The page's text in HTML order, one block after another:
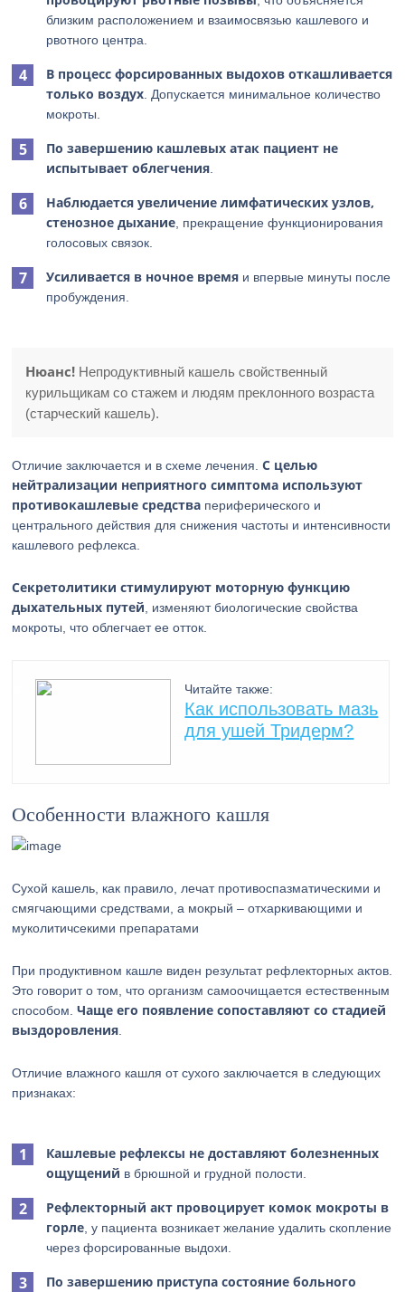
близким расположением и взаимосвязью кашлевого и
рвотного центра.
В процесс форсированных выдохов откашливается
только воздух . Допускается минимальное количество
мокроты.
По завершению кашлевых атак пациент не
испытывает облегчения
Наблюдается увеличение лимфатических узлов,
стенозное дыхание , прекращение функционирования
голосовых связок.
Усиливается в ночное время и впервые минуты после
пробуждения.
Нюанс! Непродуктивный кашель свойственный
курильщикам со стажем и людям преклонного возраста
(старческий кашель).
Отличие заключается и в схеме лечения.С целью
нейтрализации неприятного симптома используют
противокашлевые средства периферического и
центрального действия для снижения частоты и интенсивности
кашлевого рефлекса.
Секретолитики стимулируют моторную функцию
дыхательных путей , изменяют биологические свойства
мокроты, что облегчает ее отток.
Читайте также:
Как использовать мазь
для ушей Тридерм?
Особенности влажного кашля
Сухой кашель, как правило, лечат противоспазматическими и
смягчающими средствами, а мокрый – отхаркивающими и
муколитичсекими препаратами
При продуктивном кашле виден результат рефлекторных актов.
Это говорит о том, что организм самоочищается естественным
способом.Чаще его появление сопоставляют со стадией
выздоровления
Отличие влажного кашля от сухого заключается в следующих
признаках:
Кашлевые рефлексы не доставляют болезненных
ощущений в брюшной и грудной полости.
Рефлекторный акт провоцирует комок мокроты в
горле , у пациента возникает желание удалить скопление
через форсированные выдохи.
По завершению приступа состояние больного